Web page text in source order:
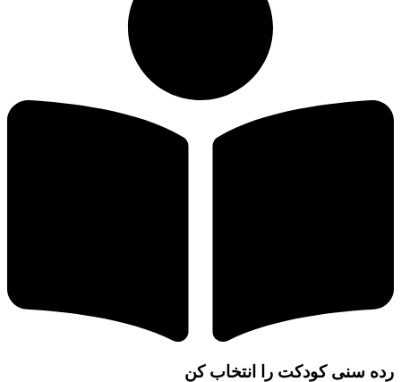
سنی کودکت را انتخاب کن